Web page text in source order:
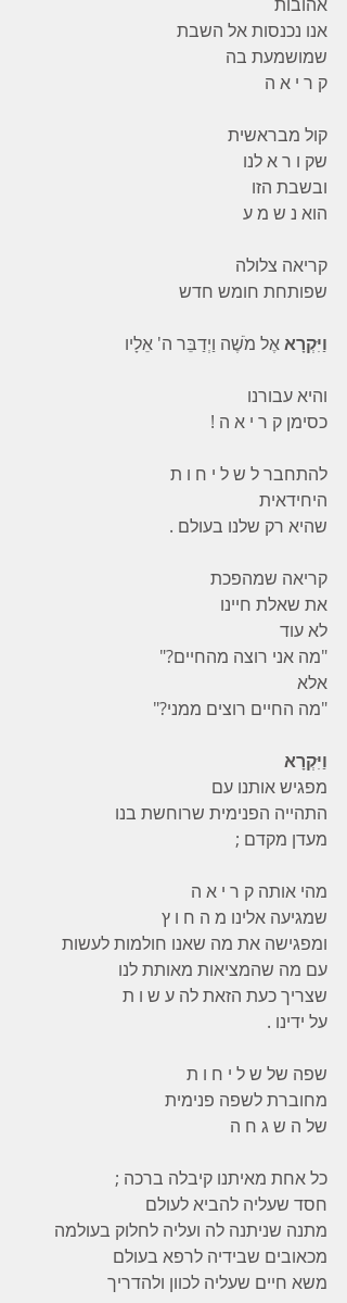
אנו נכנסות אל השבת
שמושמעת בה
ק ר י א ה
קול מבראשית
שק ו ר א לנו
ובשבת הזו
הוא נ ש מ ע
קריאה צלולה
שפותחת חומש חדש
וַיִּקְרָא אֶל מֹשֶׁה וַיְדַבֵּר ה' אֵלָיו
והיא עבורנו
כסימן ק ר י א ה !
להתחבר ל ש ל י ח ו ת
היחידאית
שהיא רק שלנו בעולם .
קריאה שמהפכת
את שאלת חיינו
לא עוד
"מה אני רוצה מהחיים?"
אלא
"מה החיים רוצים ממני?"
וַיִּקְרָא
מפגיש אותנו עם
התהייה הפנימית שרוחשת בנו
מעדן מקדם ;
מהי אותה ק ר י א ה
שמגיעה אלינו מ ה ח ו ץ
ומפגישה את מה שאנו חולמות לעשות
עם מה שהמציאות מאותת לנו
שצריך כעת הזאת לה ע ש ו ת
על ידינו .
שפה של ש ל י ח ו ת
מחוברת לשפה פנימית
של ה ש ג ח ה
כל אחת מאיתנו קיבלה ברכה ;
חסד שעליה להביא לעולם
מתנה שניתנה לה ועליה לחלוק בעולמה
מכאובים שבידיה לרפא בעולם
משא חיים שעליה לכוון ולהדריך